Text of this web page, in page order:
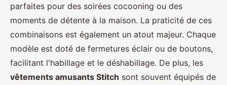
parfaites pour des soirées cocooning ou des
moments de détente à la maison. La praticité de ces
combinaisons est également un atout majeur. Chaque
modèle est doté de fermetures éclair ou de boutons,
facilitant l'habillage et le déshabillage. De plus, les
vêtements amusants Stitch sont souvent équipés de